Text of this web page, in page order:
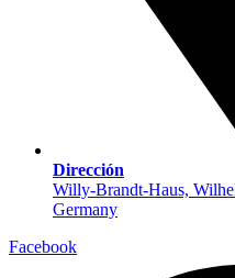
Dirección
Willy-Brandt-Haus,
Germany
Facebook